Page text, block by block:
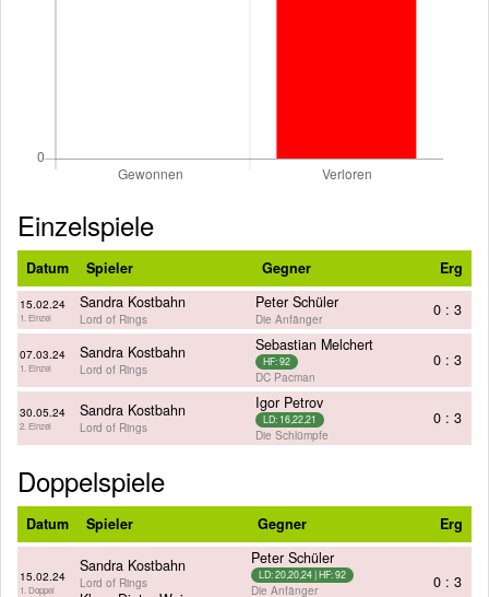
Einzelspiele
Datum Spieler Gegner Erg
15.02.24
1. Einzel
Sandra Kostbahn
Lord of Rings
Peter Schüler
Die Anfänger 0 : 3
07.03.24
1. Einzel
Sandra Kostbahn
Lord of Rings
Sebastian Melchert
HF: 92
DC Pacman
0 : 3
30.05.24
2. Einzel
Sandra Kostbahn
Lord of Rings
Igor Petrov
LD: 16,22,21
Die Schlümpfe
0 : 3
Doppelspiele
Datum Spieler Gegner Erg
15.02.24
1. Doppel
Sandra Kostbahn
Lord of Rings
Peter Schüler
LD: 20,20,24 | HF: 92
Die Anfänger 0 : 3